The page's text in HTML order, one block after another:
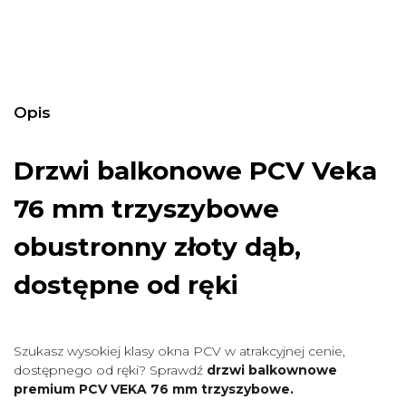
Opis
Drzwi balkonowe PCV Veka
76 mm trzyszybowe
obustronny złoty dąb,
dostępne od ręki
Szukasz wysokiej klasy okna PCV w atrakcyjnej cenie,
dostępnego od ręki? Sprawdź drzwi balkownowe
premium PCV VEKA 76 mm trzyszybowe.